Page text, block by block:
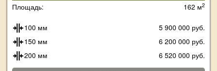
Площадь:
162 м2
100 мм
5 900 000 руб.
150 мм
6 200 000 руб.
200 мм
6 520 000 руб.